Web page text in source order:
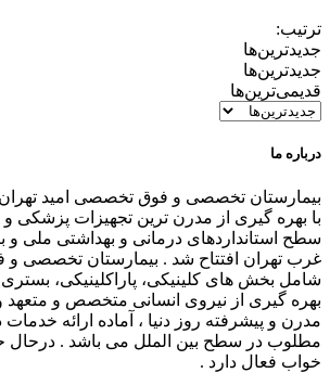
ترتیب:
جدیدترین‌ها
جدیدترین‌ها
قدیمی‌ترین‌ها
درباره ما
با بهره گیری از مدرن ترین تجهیزات پزشکی و
سطح استانداردهای درمانی و بهداشتی ملی و
غرب تهران افتتاح شد . بیمارستان تخصصی
شامل بخش های کلینیکی، پاراکلینیکی، بستری
بهره گیری از نیروی انسانی متخصص و
مدرن و پیشرفته روز دنیا ، آماده ارائه
خواب فعال دارد .